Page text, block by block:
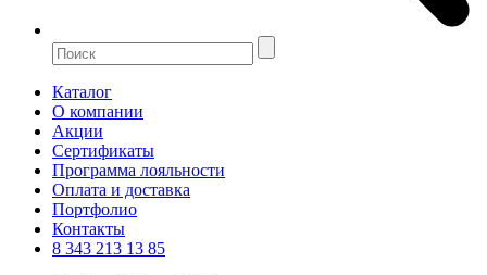
Каталог
О компании
Акции
Сертификаты
Программа лояльности
Оплата и доставка
Портфолио
Контакты
8 343 213 13 85